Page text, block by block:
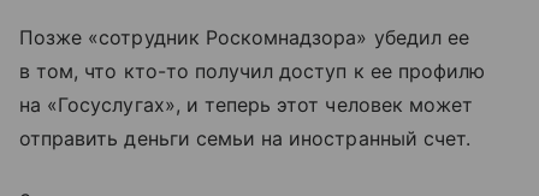
Позже «сотрудник Роскомнадзора» убедил ее
в том, что кто-то получил доступ к ее профилю
на «Госуслугах», и теперь этот человек может
отправить деньги семьи на иностранный счет.